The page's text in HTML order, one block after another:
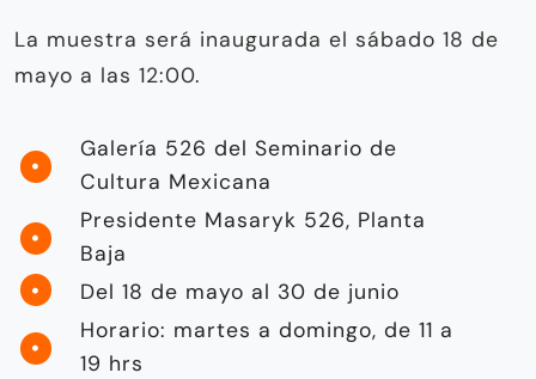
La muestra será inaugurada el sábado 18 de
mayo a las 12:00.
Galería 526 del Seminario de
Cultura Mexicana
Presidente Masaryk 526, Planta
Baja
Del 18 de mayo al 30 de junio
Horario: martes a domingo, de 11 a
19 hrs